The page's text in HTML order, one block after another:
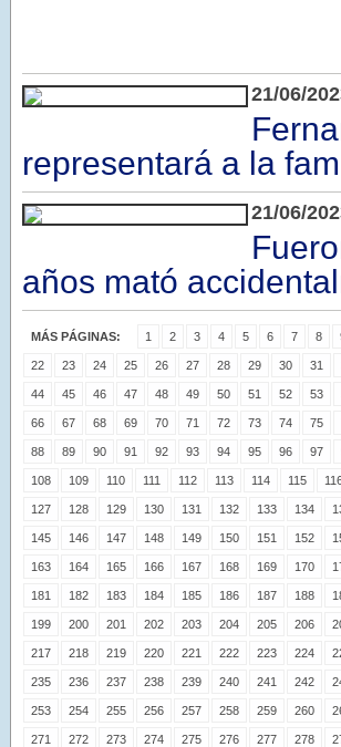
21/06/
representará a la
21/06/
años mató
MÁS PÁGINAS: 1 2 3 4 5 6 7 8
22 23 24 25 26 27 28 29 30 31
44 45 46 47 48 49 50 51 52 53
66 67 68 69 70 71 72 73 74 75
88 89 90 91 92 93 94 95 96 97
108 109 110 111 112 113 114 115
127 128 129 130 131 132 133 134
145 146 147 148 149 150 151 152
163 164 165 166 167 168 169 170
181 182 183 184 185 186 187 188
199 200 201 202 203 204 205 206
217 218 219 220 221 222 223 224
235 236 237 238 239 240 241 242
253 254 255 256 257 258 259 260
271 272 273 274 275 276 277 278